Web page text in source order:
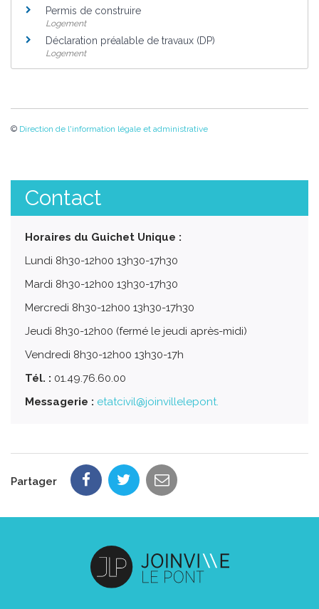
Permis de construire
Logement
Déclaration préalable de travaux (DP)
Logement
© Direction de l'information légale et administrative
Contact
Horaires du Guichet Unique :
Lundi 8h30-12h00 13h30-17h30
Mardi 8h30-12h00 13h30-17h30
Mercredi 8h30-12h00 13h30-17h30
Jeudi 8h30-12h00 (fermé le jeudi après-midi)
Vendredi 8h30-12h00 13h30-17h
Tél. : 01.49.76.60.00
Messagerie : etatcivil@joinvillelepont.
Partager